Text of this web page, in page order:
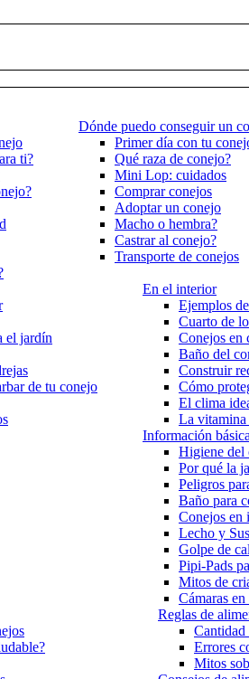
ti?
Dónde puedo conseguir un
Primer día con tu
Qué raza de conejo?
Mini Lop: cuidados
Comprar conejos
Adoptar un conejo
Macho o hembra?
Castrar al conejo?
Transporte de conejos
el jardín
de tu conejo
En el interior
Ejemplos
Cuarto de
Conejos en
Baño del
Construir
Cómo
El clima
La vitamina
Información básica
Higiene del
Por qué la
Peligros
Baño para
Conejos en
Lecho y
Golpe de
Pipi-Pads
Mitos de
Cámaras
Reglas de
Cantidad
Errores
Mitos